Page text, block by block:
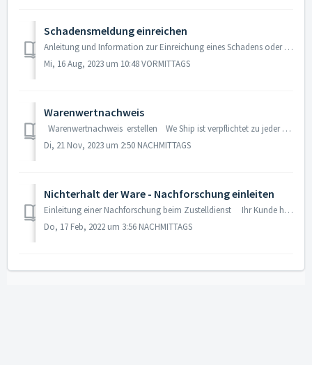
Schadensmeldung einreichen
Anleitung und Information zur Einreichung eines Schadens oder Teilverlustes In erster Linie und dies gilt für alle Lieferdienste: Schäden müss...
Mi, 16 Aug, 2023 um 10:48 VORMITTAGS
Warenwertnachweis
Warenwertnachweis erstellen We Ship ist verpflichtet zu jeder Nachforschung (Verlustmeldung) und zu jeder Schadensmeldung einen Wertnachweis b...
Di, 21 Nov, 2023 um 2:50 NACHMITTAGS
Nichterhalt der Ware - Nachforschung einleiten
Einleitung einer Nachforschung beim Zustelldienst Ihr Kunde hat sein Paket nicht erhalten? Wo ist das Paket angeliefert worden? In Ihre...
Do, 17 Feb, 2022 um 3:56 NACHMITTAGS